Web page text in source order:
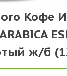
Кофе
ж/б